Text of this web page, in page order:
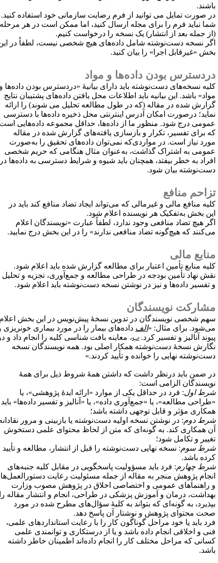
صورت تمایل می توانید از فرم رضایت سازمانی خود استفاده کنید.
نباید فرم را برای مجله ارسال کنید، اما ممکن است در هر مرحله
جمله بعد از انتشار) یک نسخه را درخواست کنیم.
نسخه دست‌نوشته شامل داده‌های هیچ شخصی نیست، لطفاً در این
«غیرقابل اجرا» را بیان کنید.
بودن داده‌ها و مواد
نسخه‌های دست‌نوشته باید دارای بیانیهٔ «دردسترس بودن داده‌ها و
باشد. این بیانیه باید اطلاعات محل یافتن داده‌های پشتیبان نتایج
شده در مقاله (که در طول مطالعه تحلیل می شوند) را ارائه
درصورت امکان آدرس اینترنتی محل ذخیره داده‌ها با دسترسی
درج شود. منظور ما از داده‌ها، حداقل مجموعه داده‌هایی است
برای تفسیر، تکرار و بازسازی یافته‌های گزارش شده در مقاله
نیاز است. در مواردی‌که نمی‌توان داده‌های تحقیق را به‌صورت
به اشتراک گذاشت، به‌عنوان مثال هنگامی که حریم شخصی
به خطر بیفتد، همچنان باید شیوه و شرایط دسترسی به داده‌ها در
بیان شود.
منافع
منافع مالی و غیرمالی که می‌تواند ایجاد تضاد منافع کند باید در
بخش به‌تفکیک هر نویسنده اعلام شود.
هیچ تضاد منافعی وجود ندارد، لطفاً عبارت «نویسندگان اعلام
که هیچ‌گونه تضاد منافعی ندارند» را در این بخش درج نمایید.
مالی
منابع تأمین اعتبار برای مطالعه گزارش شده باید اعلام شود.
نهاد تأمین بودجه در طراحی مطالعه و جمع‌آوری، تجزیه و تحلیل
تفسیر داده‌ها و نیز در نوشتن نسخه دست‌نوشته باید اعلام شود.
نویسندگان
شخصی نویسندگان در تدوین نسخهٔ پیش‌نویس در این بخش اعلام
برای مثال: « الف داده‌های بیمار را در مورد بیماری خونریزی و
آنالیز و تفسیر کرد.ب،معاینه بافت شناسی کلیه را انجام داد و در
نسخهٔ دست‌نوشته همکار اصلی بود. همه نویسندگان نسخه
نهایی را خوانده و تأیید کردند.»
ضمن باید درنظر داشت که داشتن همهٔ شروط ذیل برای همهٔ
الزامی است:
اول: فرد در حداقل یکی از موارد «ارائه ایدهٔ پژوهشی»، یا
مطالعه»، یا «جمع‌آوری داده»، یا «آنالیز و تفسیر داده‌ها» باید
مؤثر و قابل توجهی داشته باشد؛
دوم: در نوشتن نسخه اولیه دست‌نوشته یا بازبینی و مرور نقادانه
همکاری کند. به گونه‌ای که متن از لحاظ محتوای علمی دستخوش
و تکامل شود؛
سوم: نسخه نهایی دست‌نوشته را قبل از انتشار، مطالعه و تأیید
باشد.
چهارم : فرد باید مسؤولیت پاسخگویی در مقابل کلیه جنبه‌های
پژوهش منجر به مقاله از جمله مسئولیت رعایت دستورالعمل‌ها
راهنماهای عمومی و اختصاصی اخلاق در پژوهش مصوب وزارت
درمان و آموزش پزشکی در طراحی، انجام و انتشار مقاله را
به گونه‌ای که بتواند به کلیهٔ سؤال‌های مطرح شده در مورد
محتوای پژوهش و نوشتار آن پاسخ دهد.
باید یا خود مراحل گوناگون کار را با رعایت استانداردهای علمی،
و اخلاقی انجام داده باشد و یا از درستکاری و توانمندی علمی
که مراحل مختلف کار را انجام داده‌اند اطمینان خاطر داشته